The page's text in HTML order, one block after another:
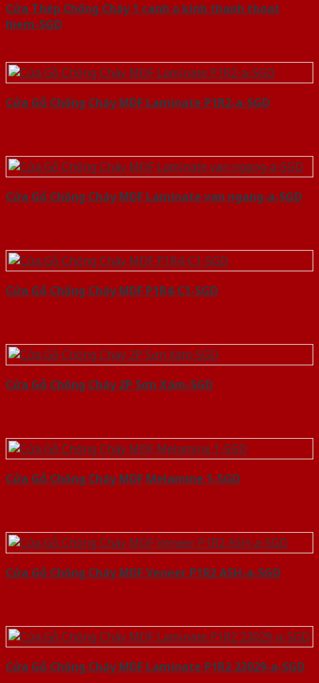
Cửa Thép Chống Cháy 1 canh o kinh thanh thoat
hiem-SGD
Cửa Gỗ Chống Cháy MDF Laminate P1R2-a-SGD
Cửa Gỗ Chống Cháy MDF Laminate van ngang-a-SGD
Cửa Gỗ Chống Cháy MDF P1R4-C1-SGD
Cửa Gỗ Chống Cháy 2P Sơn Xám-SGD
Cửa Gỗ Chống Cháy MDF Melamine 1-SGD
Cửa Gỗ Chống Cháy MDF Veneer P1R2 ASH-a-SGD
Cửa Gỗ Chống Cháy MDF Laminate P1R2 23029-a-SGD